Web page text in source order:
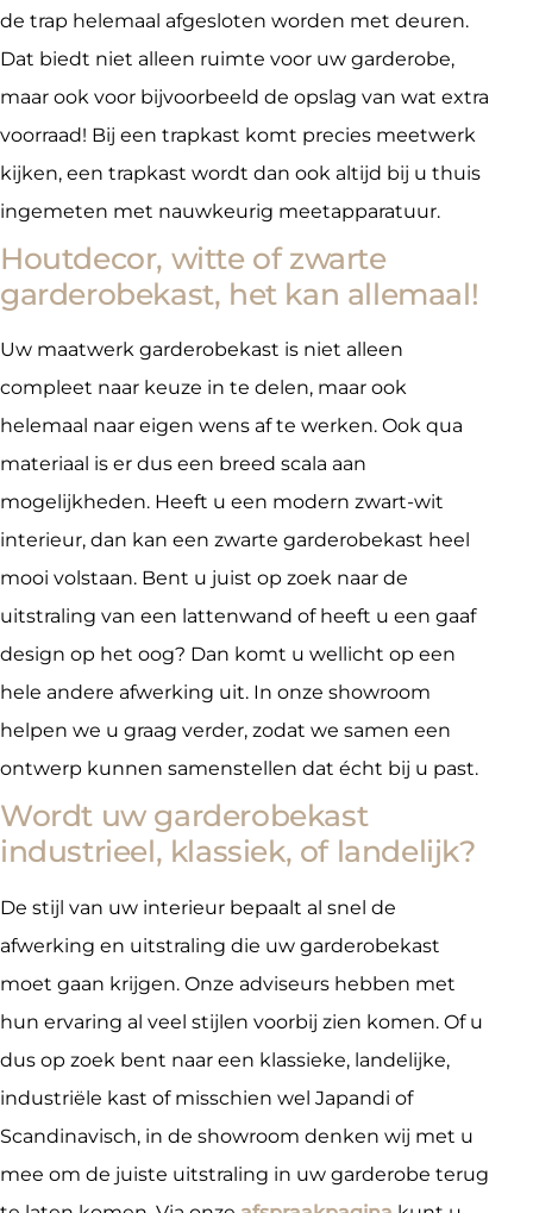
de trap helemaal afgesloten worden met deuren.
Dat biedt niet alleen ruimte voor uw garderobe,
maar ook voor bijvoorbeeld de opslag van wat extra
voorraad! Bij een trapkast komt precies meetwerk
kijken, een trapkast wordt dan ook altijd bij u thuis
ingemeten met nauwkeurig meetapparatuur.
Houtdecor, witte of zwarte
garderobekast, het kan allemaal!
Uw maatwerk garderobekast is niet alleen
compleet naar keuze in te delen, maar ook
helemaal naar eigen wens af te werken. Ook qua
materiaal is er dus een breed scala aan
mogelijkheden. Heeft u een modern zwart-wit
interieur, dan kan een zwarte garderobekast heel
mooi volstaan. Bent u juist op zoek naar de
uitstraling van een lattenwand of heeft u een gaaf
design op het oog? Dan komt u wellicht op een
hele andere afwerking uit. In onze showroom
helpen we u graag verder, zodat we samen een
ontwerp kunnen samenstellen dat écht bij u past.
Wordt uw garderobekast
industrieel, klassiek, of landelijk?
De stijl van uw interieur bepaalt al snel de
afwerking en uitstraling die uw garderobekast
moet gaan krijgen. Onze adviseurs hebben met
hun ervaring al veel stijlen voorbij zien komen. Of u
dus op zoek bent naar een klassieke, landelijke,
industriële kast of misschien wel Japandi of
Scandinavisch, in de showroom denken wij met u
mee om de juiste uitstraling in uw garderobe terug